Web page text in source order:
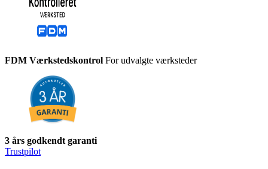
FDM Værkstedskontrol For udvalgte værksteder
3 års godkendt garanti
Trustpilot